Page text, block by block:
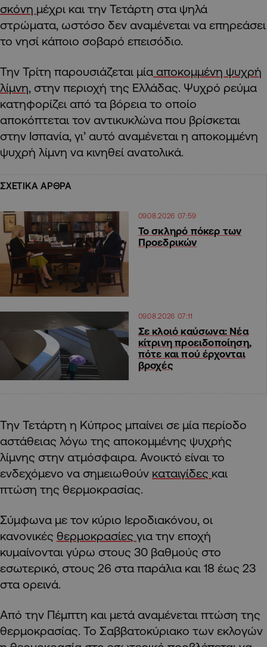
σκόνη μέχρι και την Τετάρτη στα ψηλά
στρώματα, ωστόσο δεν αναμένεται να επηρεάσει
το νησί κάποιο σοβαρό επεισόδιο.
Την Τρίτη παρουσιάζεται μία αποκομμένη ψυχρή
λίμνη , στην περιοχή της Ελλάδας. Ψυχρό ρεύμα
κατηφορίζει από τα βόρεια το οποίο
αποκόπτεται τον αντικυκλώνα που βρίσκεται
στην Ισπανία, γι’ αυτό αναμένεται η αποκομμένη
ψυχρή λίμνη να κινηθεί ανατολικά.
ΣΧΕΤΙΚΑ ΑΡΘΡΑ
09.08.2026 07:59
Το σκληρό πόκερ των
Προεδρικών
09.08.2026 07:11
Σε κλοιό καύσωνα: Νέα
κίτρινη προειδοποίηση,
πότε και πού έρχονται
βροχές
Την Τετάρτη η Κύπρος μπαίνει σε μία περίοδο
αστάθειας λόγω της αποκομμένης ψυχρής
λίμνης στην ατμόσφαιρα. Ανοικτό είναι το
ενδεχόμενο να σημειωθούν καταιγίδες και
πτώση της θερμοκρασίας.
Σύμφωνα με τον κύριο Ιεροδιακόνου, οι
κανονικές θερμοκρασίες για την εποχή
κυμαίνονται γύρω στους 30 βαθμούς στο
εσωτερικό, στους 26 στα παράλια και 18 έως 23
στα ορεινά.
Από την Πέμπτη και μετά αναμένεται πτώση της
θερμοκρασίας. Το Σαββατοκύριακο των εκλογών